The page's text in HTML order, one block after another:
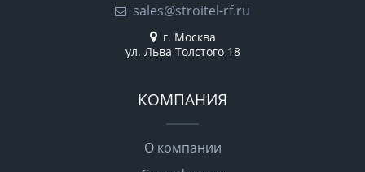
sales@stroitel-rf.ru
г. Москва
ул. Льва Толстого 18
КОМПАНИЯ
О компании